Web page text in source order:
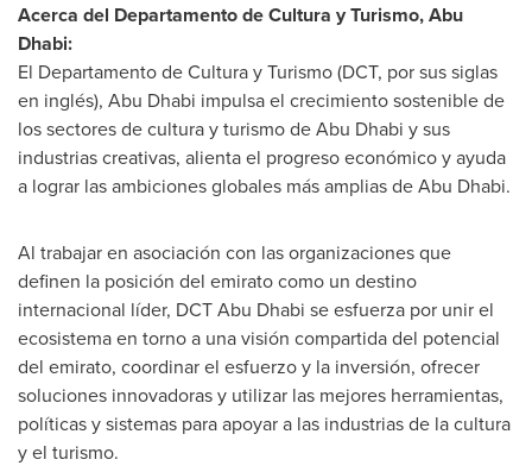
Acerca del Departamento de Cultura y Turismo,Abu
Dhabi:
El Departamento de Cultura y Turismo (DCT, por sus siglas
en inglés), Abu Dhabi impulsa el crecimiento sostenible de
los sectores de cultura y turismo deAbu Dhabi y sus
industrias creativas, alienta el progreso económico y ayuda
a lograr las ambiciones globales más amplias deAbu Dhabi.
Al trabajar en asociación con las organizaciones que
definen la posición del emirato como un destino
internacional líder, DCT Abu Dhabi se esfuerza por unir el
ecosistema en torno a una visión compartida del potencial
del emirato, coordinar el esfuerzo y la inversión, ofrecer
soluciones innovadoras y utilizar las mejores herramientas,
políticas y sistemas para apoyar a las industrias de la cultura
y el turismo.